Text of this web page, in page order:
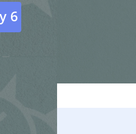
6